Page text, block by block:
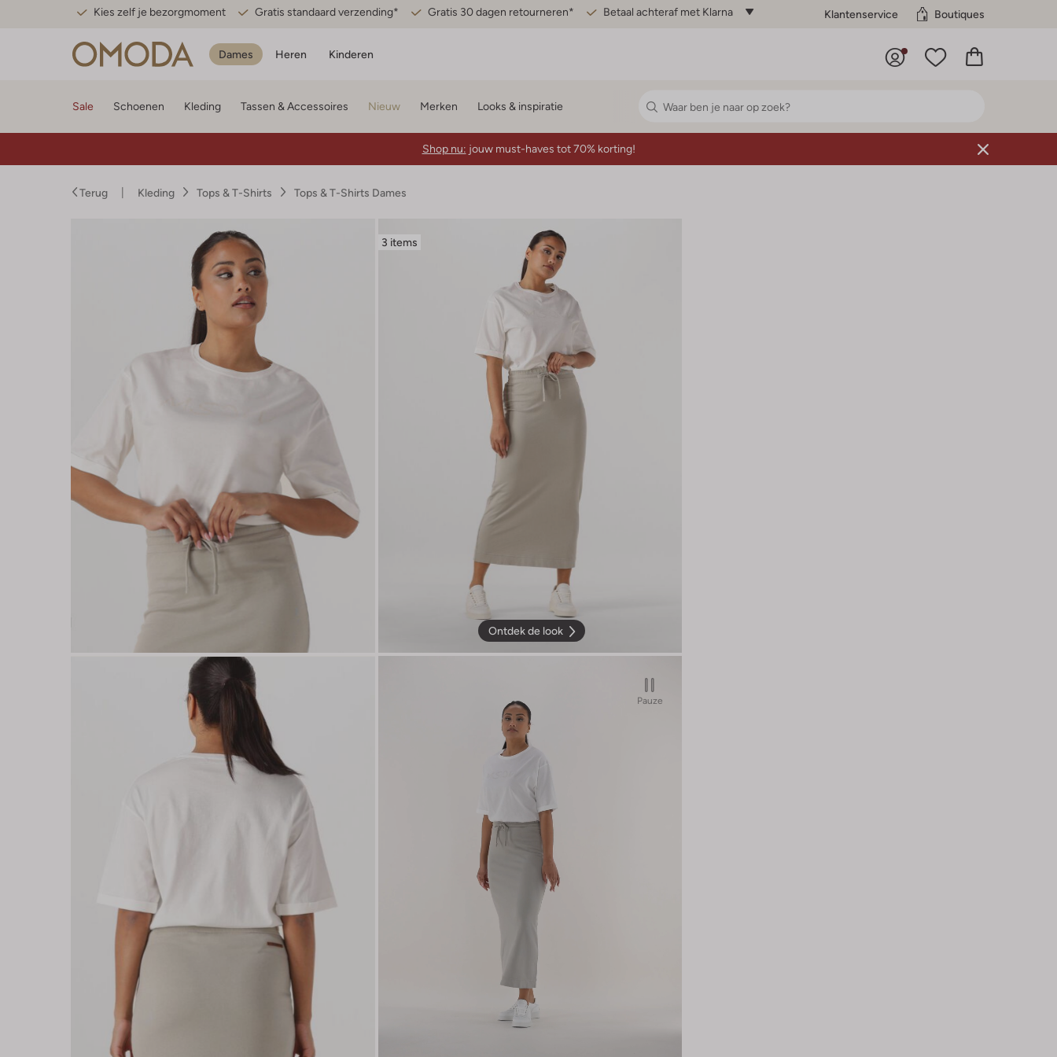
Kies zelf je bezorgmoment Gratis standaard verzending* Gratis 30 dagen retourneren* Betaal achteraf met Klarna Klantenservice Boutiques
Dames Heren Kinderen
Sale Schoenen Kleding Tassen & Accessoires Nieuw Merken Looks & inspiratie
Shop nu: jouw must-haves tot 70% korting!
Terug Kleding Tops & T-Shirts Tops & T-Shirts Dames
3 items
Ontdek de look
Pauze